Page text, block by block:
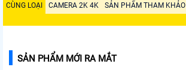
CÙNG LOẠI CAMERA 2K 4K SẢN PHẨM THAM KHẢO
SẢN PHẨM MỚI RA MẮT